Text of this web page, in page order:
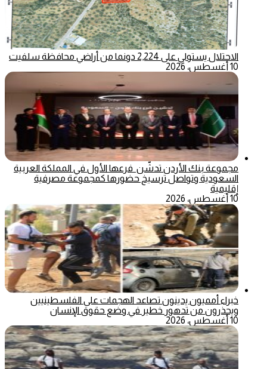
الاحتلال يستولي على 2,224 دونما من أراضي محافظة سلفيت
10 أغسطس، 2026
مجموعة بنك الأردن تدشّن فرعها الأول في المملكة العربية
السعودية وتواصل ترسيخ حضورها كمجموعة مصرفية
إقليمية
10 أغسطس، 2026
خبراء أمميون يدينون تصاعد الهجمات على الفلسطينيين
ويحذرون من تدهور خطير في وضع حقوق الإنسان
10 أغسطس، 2026